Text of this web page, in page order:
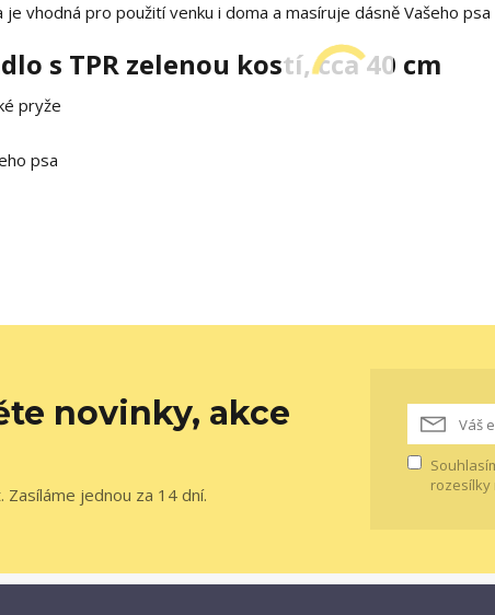
vhodná pro použití venku i doma a masíruje dásně Vašeho psa
s TPR zelenou kostí, cca 40 cm
pryže
psa
novinky, akce
jednou za 14 dní.
rozesílky